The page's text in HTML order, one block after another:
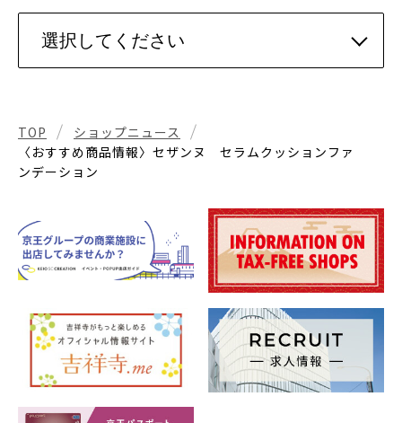
TOP
ショップニュース
〈おすすめ商品情報〉セザンヌ セラムクッションファ
ンデーション